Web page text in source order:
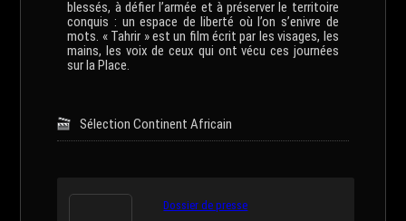
blessés, à défier l’armée et à préserver le territoire
conquis : un espace de liberté où l’on s’enivre de
mots. « Tahrir » est un film écrit par les visages, les
mains, les voix de ceux qui ont vécu ces journées
sur la Place.
Sélection Continent Africain
Dossier de presse